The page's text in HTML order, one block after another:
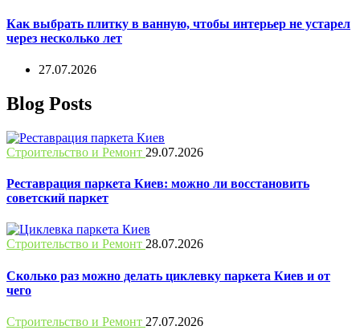
Как выбрать плитку в ванную, чтобы интерьер не устарел
через несколько лет
27.07.2026
Blog Posts
Строительство и Ремонт 29.07.2026
Реставрация паркета Киев: можно ли восстановить
советский паркет
Строительство и Ремонт 28.07.2026
Сколько раз можно делать циклевку паркета Киев и от
чего
Строительство и Ремонт 27.07.2026